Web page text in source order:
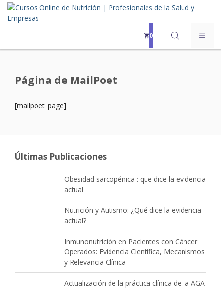
Saltar
contenido
0
Página de MailPoet
[mailpoet_page]
Últimas Publicaciones
Obesidad sarcopénica : que dice la evidencia
actual
Nutrición y Autismo: ¿Qué dice la evidencia
actual?
Inmunonutrición en Pacientes con Cáncer
Operados: Evidencia Científica, Mecanismos
y Relevancia Clínica
Actualización de la práctica clínica de la AGA